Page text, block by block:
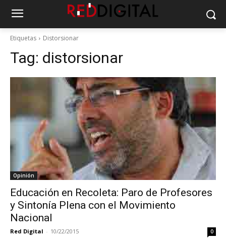
Etiquetas Distorsionar
Tag: distorsionar
Opinión
Educación en Recoleta: Paro de Profesores
y Sintonía Plena con el Movimiento
Nacional
Red Digital - 10/22/2015 0